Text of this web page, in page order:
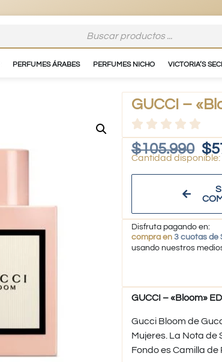
PERFUMES ÁRABES PERFUMES NICHO VICTORIA’S
GUCCI –
$105.990 $
Disfruta pagando en:
compra en 3 cuotas de
usando nuestros
GUCCI – «Bloom»
Gucci Bloom de
Mujeres. La Nota de
Fondo es Camilla de